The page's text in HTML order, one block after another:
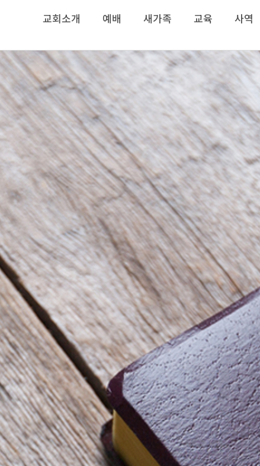
교회소개 예배 새가족 교육 사역